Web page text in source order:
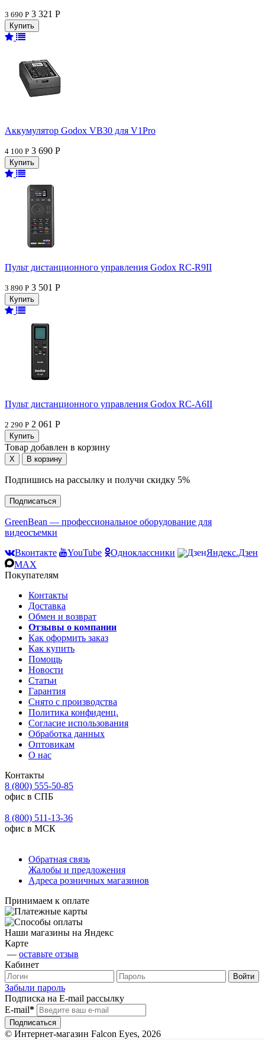
3 690 Р 3 321 Р
Аккумулятор Godox VB30 для V1Pro
4 100 Р 3 690 Р
Пульт дистанционного управления Godox RC-R9II
3 890 Р 3 501 Р
Пульт дистанционного управления Godox RC-A6II
2 290 Р 2 061 Р
Товар добавлен в корзину
Подпишись на рассылку и получи скидку 5%
Подписаться
GreenBean — профессиональное оборудование для
видеосъемки
Вконтакте
YouTube Одноклассники
Яндекс.Дзен
MAX
Покупателям
Контакты
Доставка
Обмен и возврат
Отзывы о компании
Как оформить заказ
Как купить
Помощь
Новости
Статьи
Гарантия
Снято с производства
Политика конфиденц.
Согласие использования
Обработка данных
Оптовикам
О нас
Контакты
8 (800) 555-50-85
офис в СПБ
8 (800) 511-13-36
офис в МСК
Обратная связь
Жалобы и предложения
Адреса розничных магазинов
Принимаем к оплате
Наши магазины на Яндекс
Карте
— оставьте отзыв
Кабинет
Забыли пароль
Подписка на E-mail рассылку
E-mail*
© Интернет-магазин Falcon Eyes, 2026